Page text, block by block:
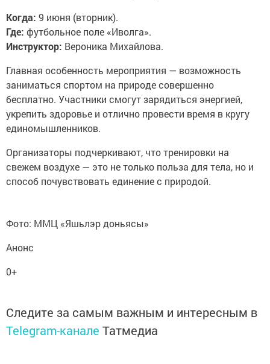
Когда: 9 июня (вторник).
Где: футбольное поле «Иволга».
Инструктор: Вероника Михайлова.
Главная особенность мероприятия — возможность
заниматься спортом на природе совершенно
бесплатно. Участники смогут зарядиться энергией,
укрепить здоровье и отлично провести время в кругу
единомышленников.
Организаторы подчеркивают, что тренировки на
свежем воздухе — это не только польза для тела, но и
способ почувствовать единение с природой.
Фото: ММЦ «Яшьлэр доньясы»
Анонс
0+
Следите за самым важным и интересным в
Telegram-канале Татмедиа